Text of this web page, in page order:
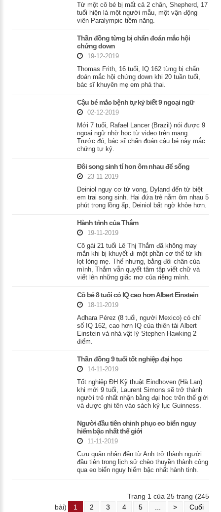
Từ một cô bé bị mất cả 2 chân, Shepherd, 17
tuổi hiện là một người mẫu, một vận động
viên Paralympic tiềm năng.
Thần đồng từng bị chẩn đoán mắc hội
chứng down
19-12-2019
Thomas Frith, 16 tuổi, IQ 162 từng bị chẩn
đoán mắc hội chứng down khi 20 tuần tuổi,
bác sĩ khuyên mẹ em phá thai.
Cậu bé mắc bệnh tự kỷ biết 9 ngoại ngữ
02-12-2019
Mới 7 tuổi, Rafael Lancer (Brazil) nói được 9
ngoại ngữ nhờ học từ video trên mạng.
Trước đó, bác sĩ chẩn đoán cậu bé này mắc
chứng tự kỷ.
Đôi song sinh tí hon ôm nhau để sống
23-11-2019
Deiniol nguy cơ tử vong, Dyland đến từ biệt
em trai song sinh. Hai đứa trẻ nằm ôm nhau 5
phút trong lồng ấp, Deiniol bất ngờ khỏe hơn.
Hành trình của Thắm
19-11-2019
Cô gái 21 tuổi Lê Thị Thắm đã không may
mắn khi bị khuyết đi một phần cơ thể từ khi
lọt lòng mẹ. Thế nhưng, bằng đôi chân của
mình, Thắm vẫn quyết tâm tập viết chữ và
viết lên những giấc mơ của riêng mình.
Cô bé 8 tuổi có IQ cao hơn Albert Einstein
18-11-2019
Adhara Pérez (8 tuổi, người Mexico) có chỉ
số IQ 162, cao hơn IQ của thiên tài Albert
Einstein và nhà vật lý Stephen Hawking 2
điểm.
Thần đồng 9 tuổi tốt nghiệp đại học
14-11-2019
Tốt nghiệp ĐH Kỹ thuật Eindhoven (Hà Lan)
khi mới 9 tuổi, Laurent Simons sẽ trở thành
người trẻ nhất nhận bằng đại học trên thế giới
và được ghi tên vào sách kỷ lục Guinness.
Người đầu tiên chinh phục eo biển nguy
hiểm bậc nhất thế giới
11-11-2019
Cựu quân nhân đến từ Anh trở thành người
đầu tiên trong lịch sử chèo thuyền thành công
qua eo biển nguy hiểm bậc nhất hành tinh.
Trang 1 của 25 trang (245
bài)
1 2 3 4 5 > Cuối